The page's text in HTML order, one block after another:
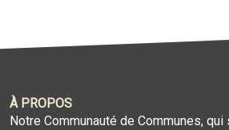
À PROPOS
Notre Communauté de Communes, qui